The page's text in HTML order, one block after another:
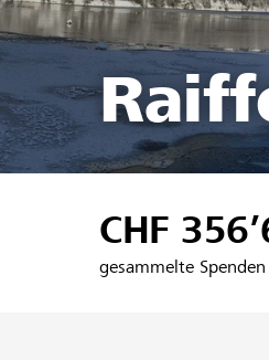
CHF
gesammelte Spenden